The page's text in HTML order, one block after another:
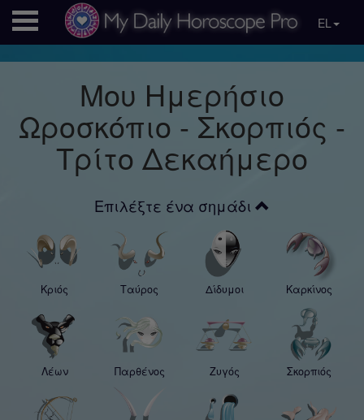
EL
Μου Ημερήσιο
Ωροσκόπιο - Σκορπιός -
Τρίτο Δεκαήμερο
Επιλέξτε ένα σημάδι
Κριός Ταύρος Δίδυμοι Καρκίνος
Λέων Παρθένος Ζυγός Σκορπιός